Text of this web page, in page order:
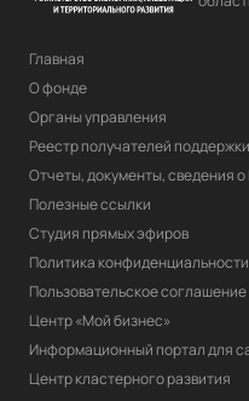
Главная
О фонде
Органы управления
Реестр получателей поддержки
Отчеты, документы, сведения
Полезные ссылки
Студия прямых эфиров
Политика конфиденциальности
Пользовательское соглашение
Центр «Мой бизнес»
Информационный портал для
Центр кластерного развития